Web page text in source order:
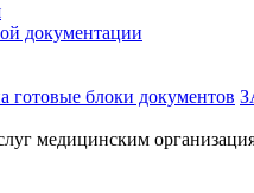
документации
готовые блоки документов
медицинским